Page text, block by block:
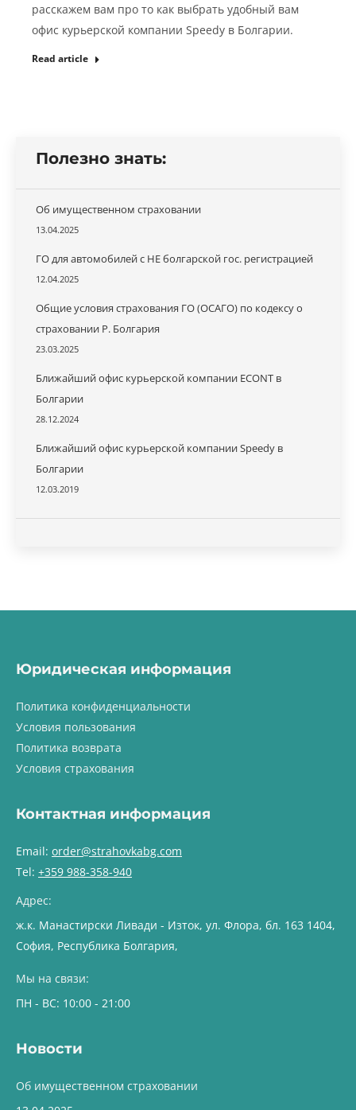
расскажем вам про то как выбрать удобный вам
офис курьерской компании Speedy в Болгарии.
Read article
Полезно знать:
Об имущественном страховании
13.04.2025
ГО для автомобилей с НЕ болгарской гос. регистрацией
12.04.2025
Общие условия страхования ГО (ОСАГО) по кодексу о
страховании Р. Болгария
23.03.2025
Ближайший офис курьерской компании ECONT в
Болгарии
28.12.2024
Ближайший офис курьерской компании Speedy в
Болгарии
12.03.2019
Юридическая информация
Политика конфиденциальности
Условия пользования
Политика возврата
Условия страхования
Контактная информация
Email: order@strahovkabg.com
Tel: +359 988-358-940
Адрес:
ж.к. Манастирски Ливади - Изток, ул. Флора, бл. 163 1404,
София, Республика Болгария,
Мы на связи:
ПН - ВС: 10:00 - 21:00
Новости
Об имущественном страховании